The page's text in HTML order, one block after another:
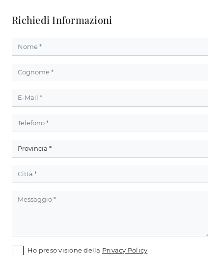
Richiedi Informazioni
Ho preso visione della Privacy Policy